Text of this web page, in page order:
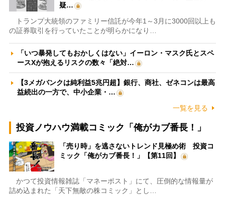
疑…
トランプ大統領のファミリー信託が今年1～3月に3000回以上も
の証券取引を行っていたことが明らかになり…
「いつ暴発してもおかしくはない」イーロン・マスク氏とスペ
ースXが抱えるリスクの数々「絶対…
【3メガバンクは純利益5兆円超】銀行、商社、ゼネコンは最高
益続出の一方で、中小企業・…
一覧を見る
投資ノウハウ満載コミック「俺がカブ番長！」
「売り時」を逃さないトレンド見極め術 投資コ
ミック「俺がカブ番長！」【第11回】
かつて投資情報雑誌「マネーポスト」にて、圧倒的な情報量が
詰め込まれた「天下無敵の株コミック」とし…